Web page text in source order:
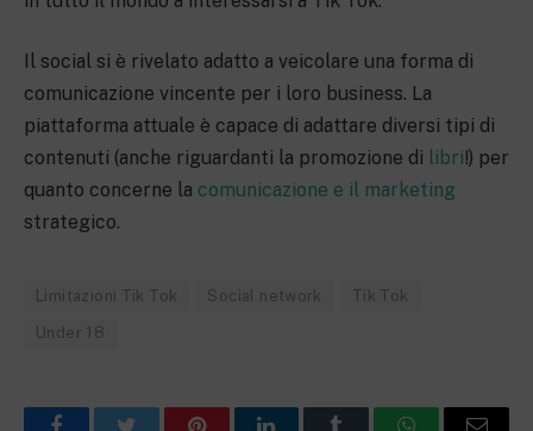
Il social si è rivelato adatto a veicolare una forma di
comunicazione vincente per i loro business. La
piattaforma attuale è capace di adattare diversi tipi di
contenuti (anche riguardanti la promozione di libri!) per
quanto concerne la comunicazione e il marketing
strategico.
Limitazioni Tik Tok Social network Tik Tok
Under 18